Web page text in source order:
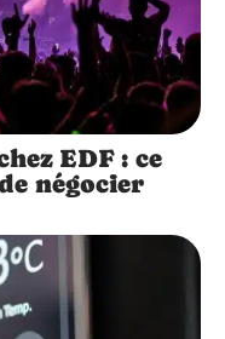
EDF : ce
négocier